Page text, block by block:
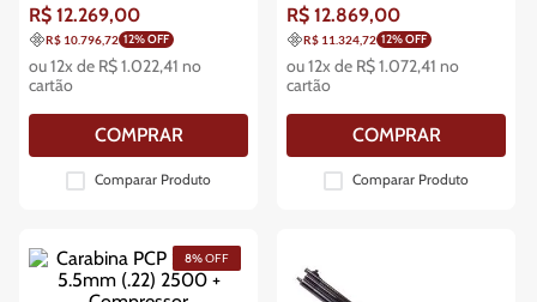
R$ 12.269,00
R$ 10.796,72 12% OFF
ou12x de R$1.022,41 no
cartão
COMPRAR
Comparar Produto
R$ 12.869,00
R$ 11.324,72 12% OFF
ou12x de R$1.072,41 no
cartão
COMPRAR
Comparar Produto
8%OFF